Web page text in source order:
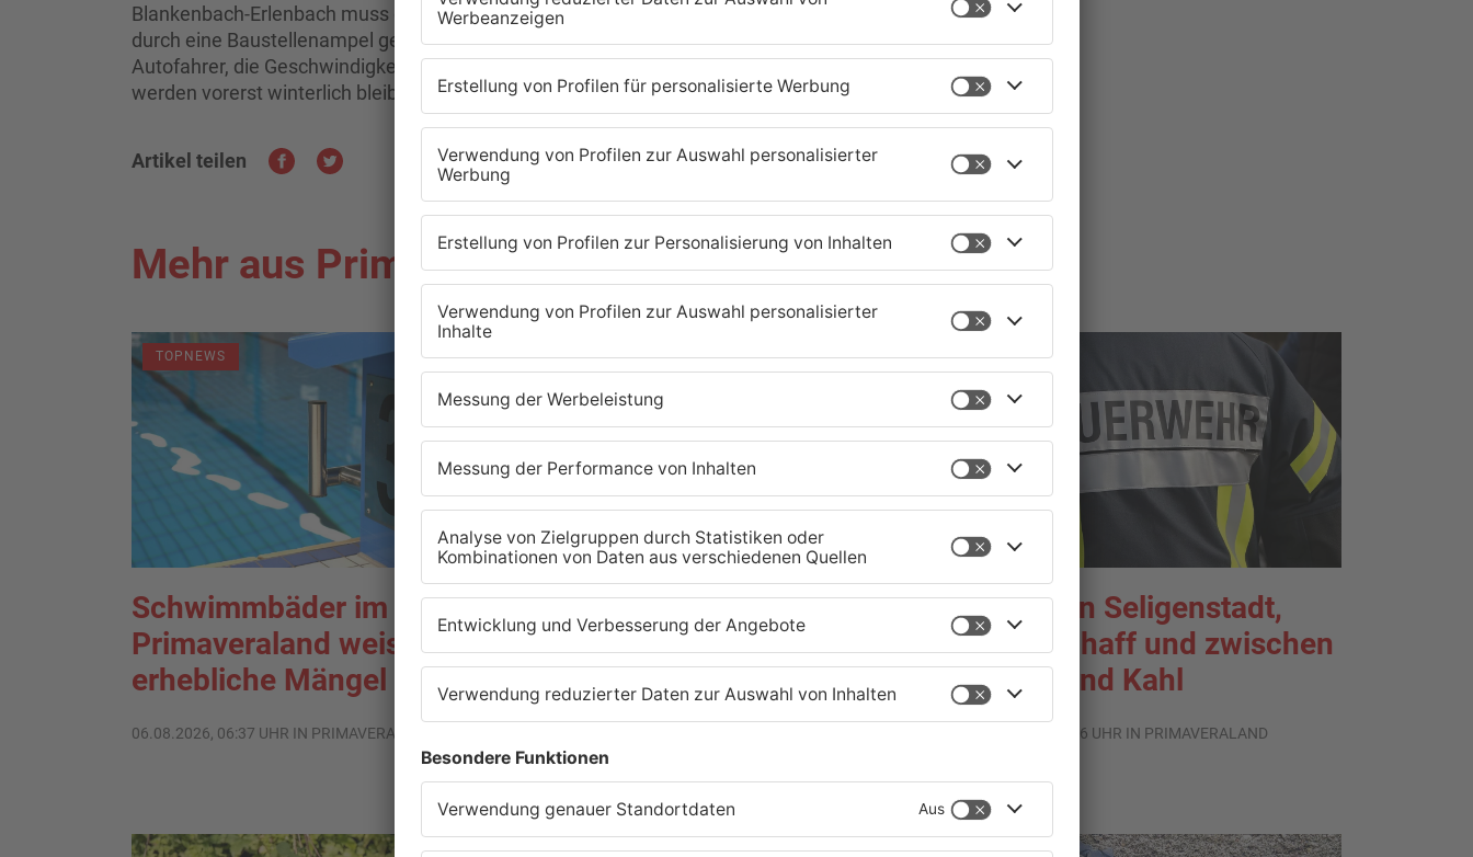
Blankenbach-Erlenbach muss der Verkehr nach einem Böschungsrutsch wechselseitig
durch eine Baustellenampel geführt werden. Die Polizei appelliert nach wie vor an
Autofahrer, die Geschwindigkeit an die Witterungsverhältnisse anzupassen – denn die
werden vorerst winterlich bleiben.
Artikel teilen
Mehr aus Primaveraland
TOPNEWS
Schwimmbäder im
Primaveraland weisen teils
erhebliche Mängel auf
06.08.2026, 06:37 UHR IN PRIMAVERALAND
TOPNEWS
Waldbrandgefahr im
Primaveraland bleibt
weiterhin sehr hoch
TOPNEWS
Brände in Seligenstadt,
Waldaschaff und zwischen
Hanau und Kahl
05.08.2026, 06:36 UHR IN PRIMAVERALAND